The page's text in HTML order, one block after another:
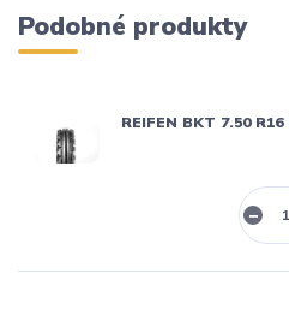
Podobné produkty
REIFEN BKT 7.50 R16